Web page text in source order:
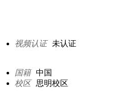
视频认证
未认证
国籍 中国
校区
思明校区